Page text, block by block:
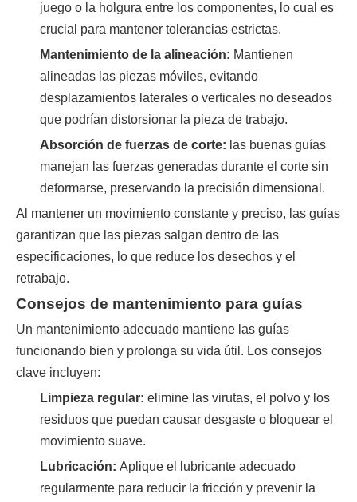
juego o la holgura entre los componentes, lo cual es
crucial para mantener tolerancias estrictas.
Mantenimiento de la alineación: Mantienen
alineadas las piezas móviles, evitando
desplazamientos laterales o verticales no deseados
que podrían distorsionar la pieza de trabajo.
Absorción de fuerzas de corte: las buenas guías
manejan las fuerzas generadas durante el corte sin
deformarse, preservando la precisión dimensional.
Al mantener un movimiento constante y preciso, las guías
garantizan que las piezas salgan dentro de las
especificaciones, lo que reduce los desechos y el
retrabajo.
Consejos de mantenimiento para guías
Un mantenimiento adecuado mantiene las guías
funcionando bien y prolonga su vida útil. Los consejos
clave incluyen:
Limpieza regular: elimine las virutas, el polvo y los
residuos que puedan causar desgaste o bloquear el
movimiento suave.
Lubricación: Aplique el lubricante adecuado
regularmente para reducir la fricción y prevenir la